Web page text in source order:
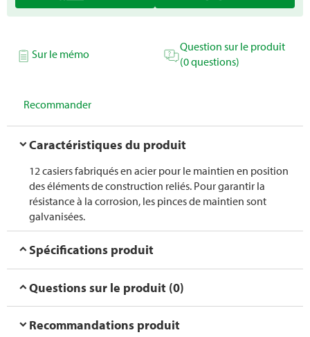
Sur le mémo
Question sur le produit
(0 questions)
Recommander
Caractéristiques du produit
12 casiers fabriqués en acier pour le maintien en position
des éléments de construction reliés. Pour garantir la
résistance à la corrosion, les pinces de maintien sont
galvanisées.
Spécifications produit
Questions sur le produit (0)
Recommandations produit